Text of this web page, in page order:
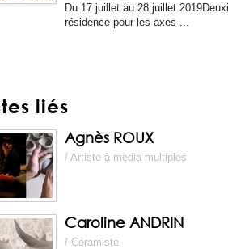
Du 17 juillet au 28 juillet
résidence pour les axes ...
liés
Agnès ROUX
/ Artiste à media multiples
Caroline ANDRIN
/ Céramiste